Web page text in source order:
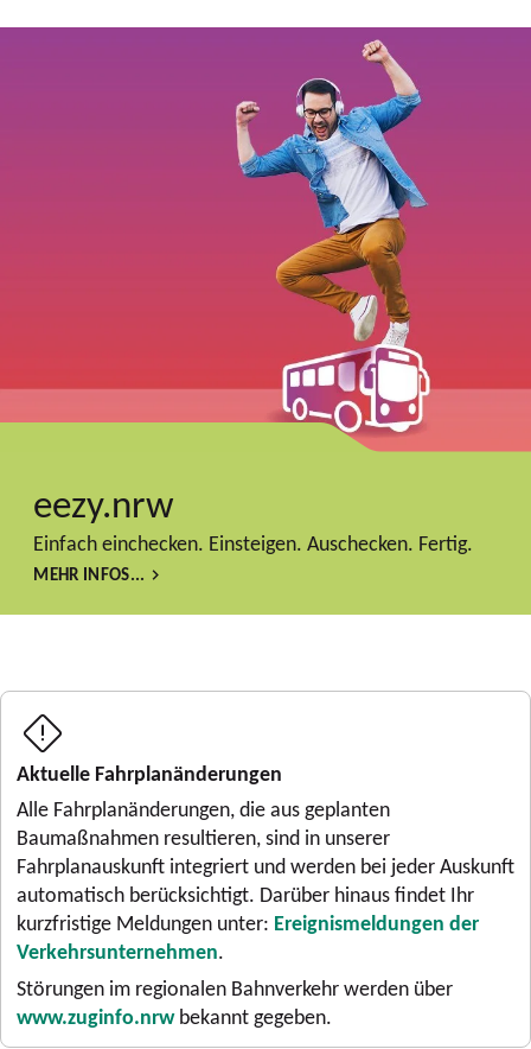
eezy.nrw
Einfach einchecken. Einsteigen. Auschecken. Fertig.
MEHR INFOS...
Aktuelle Fahrplanänderungen
Alle Fahrplanänderungen, die aus geplanten
Baumaßnahmen resultieren, sind in unserer
Fahrplanauskunft integriert und werden bei jeder Auskunft
automatisch berücksichtigt. Darüber hinaus findet Ihr
kurzfristige Meldungen unter: Ereignismeldungen der
Verkehrsunternehmen.
Störungen im regionalen Bahnverkehr werden über
www.zuginfo.nrwbekannt gegeben.